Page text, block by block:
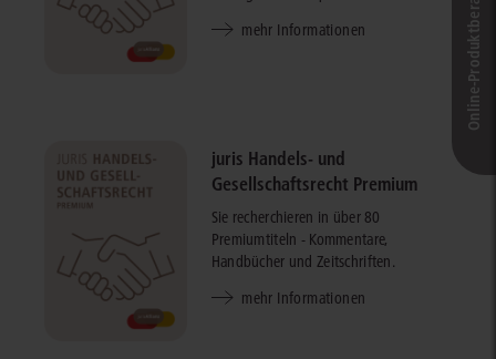
mehr Informationen
juris Handels- und
Gesellschaftsrecht Premium
Sie recherchieren in über 80
Premiumtiteln - Kommentare,
Handbücher und Zeitschriften.
mehr Informationen
Online-Produkt­berater